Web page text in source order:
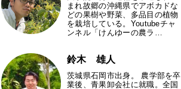
まれ故郷の沖縄県でアボカドな
どの果樹や野菜、多品目の植物
を栽培している。Youtubeチャ
ンネル「けんゆーの農ラ…
鈴木 雄人
茨城県石岡市出身。 農学部を卒
業後、青果卸会社に就職。全国